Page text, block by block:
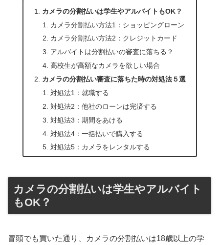
カメラの分割払いは学生やアルバイトもOK？
カメラ分割払い方法1：ショッピングローン
カメラ分割払い方法2：クレジットカード
アルバイトは分割払いの審査に落ちる？
高校生が高額なカメラを欲しい場合
カメラの分割払い審査に落ちた時の対処法５選
対処法1：就職する
対処法2：他社のローンは完済する
対処法3：期間をあける
対処法4：一括払いで購入する
対処法5：カメラをレンタルする
カメラの分割払いは学生やアルバイト
もOK？
冒頭でも買いた通り、カメラの分割払いは18歳以上の学